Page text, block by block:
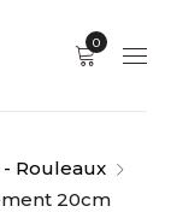
0
- Rouleaux
20cm